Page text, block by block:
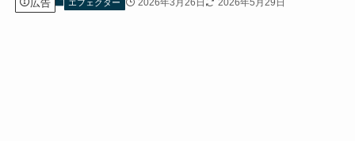
広告 エフェクター 2026年3月26日 2026年5月29日